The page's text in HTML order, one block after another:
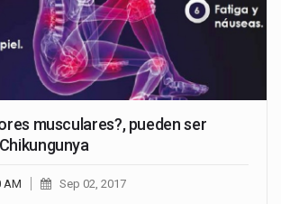
musculares?, pueden ser
AM Sep 02, 2017